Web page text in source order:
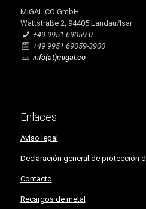
MIGAL.CO GmbH
Wattstraße 2, 94405 Landau/Isar
+49 9951 69059-0
+49 9951 69059-3900
info(at)migal.co
Enlaces
Aviso legal
Declaración general de protección
Contacto
Recargos de metal